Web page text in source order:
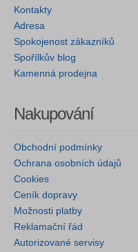
Kontakty
Adresa
Spokojenost zákazníků
Spořílkův blog
Kamenná prodejna
Nakupování
Obchodní podmínky
Ochrana osobních údajů
Cookies
Ceník dopravy
Možnosti platby
Reklamační řád
Autorizované servisy